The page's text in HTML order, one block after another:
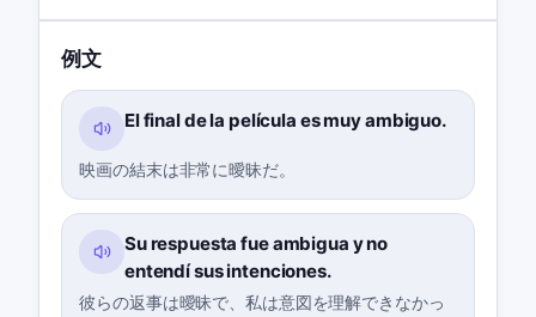
例文
El final de la película es muy ambiguo.
映画の結末は非常に曖昧だ。
Su respuesta fue ambigua y no
entendí sus intenciones.
彼らの返事は曖昧で、私は意図を理解できなかっ